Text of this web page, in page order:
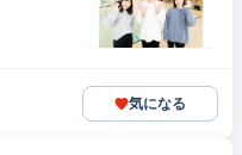
気になる